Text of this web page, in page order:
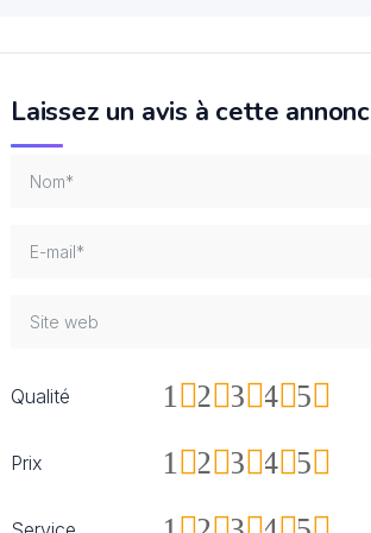
Laissez un avis à cette
Qualité 5
4
3
2
1
Prix 5
4
3
2
1